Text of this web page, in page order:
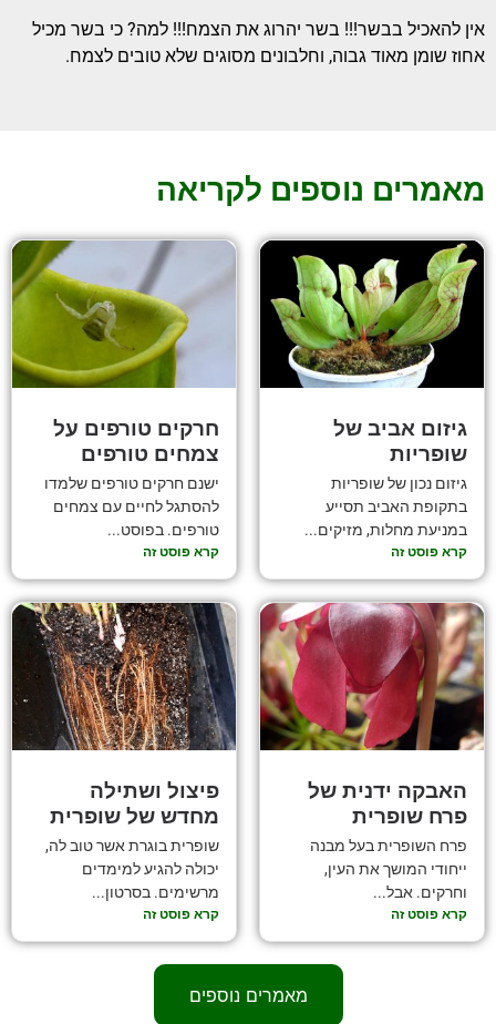
אין להאכיל בבשר!!! בשר יהרוג את הצמח!!! למה? כי בשר מכיל
אחוז שומן מאוד גבוה, וחלבונים מסוגים שלא טובים לצמח.
מאמרים נוספים לקריאה
גיזום אביב של
שופריות
גיזום נכון של שופריות
בתקופת האביב תסייע
במניעת מחלות, מזיקים...
קרא פוסט זה
חרקים טורפים על
צמחים טורפים
ישנם חרקים טורפים שלמדו
להסתגל לחיים עם צמחים
טורפים. בפוסט...
קרא פוסט זה
האבקה ידנית של
פרח שופרית
פרח השופרית בעל מבנה
ייחודי המושך את העין,
וחרקים. אבל...
קרא פוסט זה
פיצול ושתילה
מחדש של שופרית
שופרית בוגרת אשר טוב לה,
יכולה להגיע למימדים
מרשימים. בסרטון...
קרא פוסט זה
מאמרים נוספים